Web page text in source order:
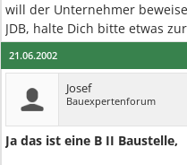
will der Unternehmer
JDB, halte Dich bitte etwas
21.06.2002
Josef
Bauexpertenforum
Ja das ist eine B II Baustelle,